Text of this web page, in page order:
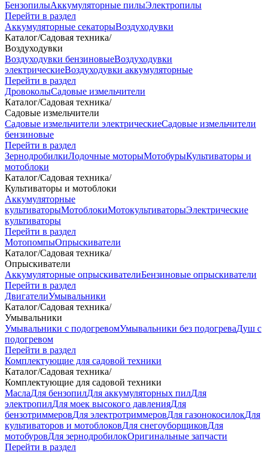
БензопилыАккумуляторные пилыЭлектропилы
Перейти в раздел
Аккумуляторные секаторыВоздуходувки
Каталог/Садовая техника/
Воздуходувки
Воздуходувки бензиновыеВоздуходувки
электрическиеВоздуходувки аккумуляторные
Перейти в раздел
ДровоколыСадовые измельчители
Каталог/Садовая техника/
Садовые измельчители
Садовые измельчители электрическиеСадовые измельчители
бензиновые
Перейти в раздел
ЗернодробилкиЛодочные моторыМотобурыКультиваторы и
мотоблоки
Каталог/Садовая техника/
Культиваторы и мотоблоки
Аккумуляторные
культиваторыМотоблокиМотокультиваторыЭлектрические
культиваторы
Перейти в раздел
МотопомпыОпрыскиватели
Каталог/Садовая техника/
Опрыскиватели
Аккумуляторные опрыскивателиБензиновые опрыскиватели
Перейти в раздел
ДвигателиУмывальники
Каталог/Садовая техника/
Умывальники
Умывальники с подогревомУмывальники без подогреваДуш с
подогревом
Перейти в раздел
Комплектующие для садовой техники
Каталог/Садовая техника/
Комплектующие для садовой техники
МаслаДля бензопилДля аккумуляторных пилДля
электропилДля моек высокого давленияДля
бензотриммеровДля электротриммеровДля газонокосилокДля
культиваторов и мотоблоковДля снегоуборщиковДля
мотобуровДля зернодробилокОригинальные запчасти
Перейти в раздел